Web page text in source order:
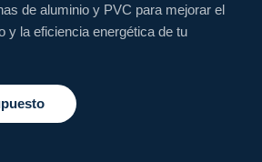
de aluminio y PVC para mejorar el
y la eficiencia energética de tu